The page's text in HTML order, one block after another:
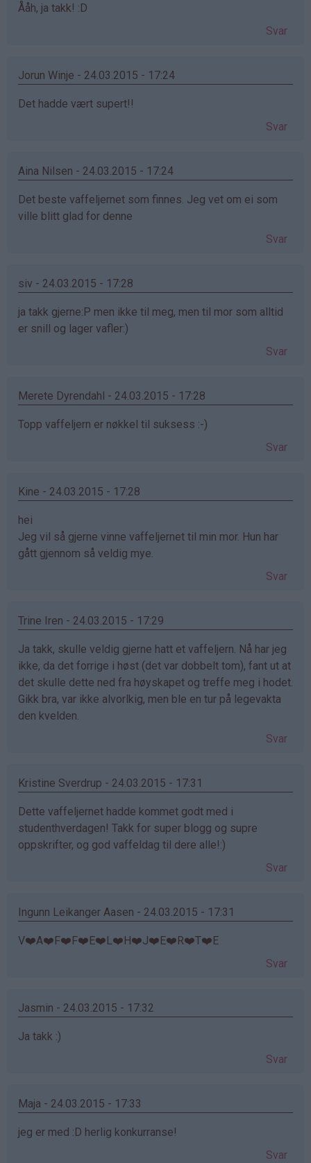
Ååh, ja takk! :D
Svar
Jorun Winje - 24.03.2015 - 17:24
Det hadde vært supert!!
Svar
Aina Nilsen - 24.03.2015 - 17:24
Det beste vaffeljernet som finnes. Jeg vet om ei som
ville blitt glad for denne
Svar
siv - 24.03.2015 - 17:28
ja takk gjerne:P men ikke til meg, men til mor som alltid
er snill og lager vafler:)
Svar
Merete Dyrendahl - 24.03.2015 - 17:28
Topp vaffeljern er nøkkel til suksess :-)
Svar
Kine - 24.03.2015 - 17:28
hei
Jeg vil så gjerne vinne vaffeljernet til min mor. Hun har
gått gjennom så veldig mye.
Svar
Trine Iren - 24.03.2015 - 17:29
Ja takk, skulle veldig gjerne hatt et vaffeljern. Nå har jeg
ikke, da det forrige i høst (det var dobbelt tom), fant ut at
det skulle dette ned fra høyskapet og treffe meg i hodet.
Gikk bra, var ikke alvorlkig, men ble en tur på legevakta
den kvelden.
Svar
Kristine Sverdrup - 24.03.2015 - 17:31
Dette vaffeljernet hadde kommet godt med i
studenthverdagen! Takk for super blogg og supre
oppskrifter, og god vaffeldag til dere alle!:)
Svar
Ingunn Leikanger Aasen - 24.03.2015 - 17:31
V❤️A❤️F❤️F❤️E❤️L❤️H❤️J❤️E❤️R❤️T❤️E
Svar
Jasmin - 24.03.2015 - 17:32
Ja takk :)
Svar
Maja - 24.03.2015 - 17:33
jeg er med :D herlig konkurranse!
Svar